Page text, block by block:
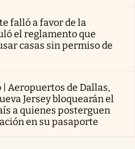
falló a favor de la
el reglamento que
casas sin permiso de
Aeropuertos de Dallas,
Jersey bloquearán el
a quienes posterguen
en su pasaporte